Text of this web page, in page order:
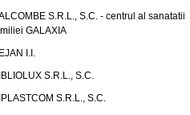
S.R.L., S.C. - centrul al sanatatii
GALAXIA
I.I.
S.R.L., S.C.
S.R.L., S.C.